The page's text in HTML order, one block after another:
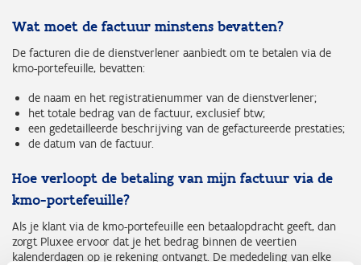
Wat moet de factuur minstens bevatten?
De facturen die de dienstverlener aanbiedt om te betalen via de
kmo-portefeuille, bevatten:
de naam en het registratienummer van de dienstverlener;
het totale bedrag van de factuur, exclusief btw;
een gedetailleerde beschrijving van de gefactureerde prestaties;
de datum van de factuur.
Hoe verloopt de betaling van mijn factuur via de
kmo-portefeuille?
Als je klant via de kmo-portefeuille een betaalopdracht geeft, dan
zorgt Pluxee ervoor dat je het bedrag binnen de veertien
kalenderdagen op je rekening ontvangt. De mededeling van elke